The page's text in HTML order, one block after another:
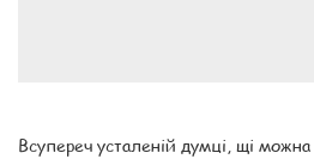
Всупереч усталеній думці, щі